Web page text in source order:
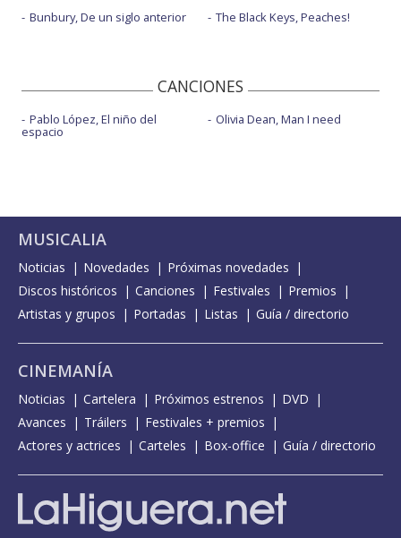
Bunbury, De un siglo anterior
The Black Keys, Peaches!
CANCIONES
Pablo López, El niño del
espacio
Olivia Dean, Man I need
MUSICALIA
Noticias Novedades
Próximas novedades
Discos históricos
Canciones Festivales
Premios
Artistas y grupos
Portadas Listas Guía / directorio
CINEMANÍA
Noticias Cartelera Próximos estrenos
DVD
Avances
Tráilers
Festivales + premios
Actores y actrices
Carteles Box-office Guía / directorio